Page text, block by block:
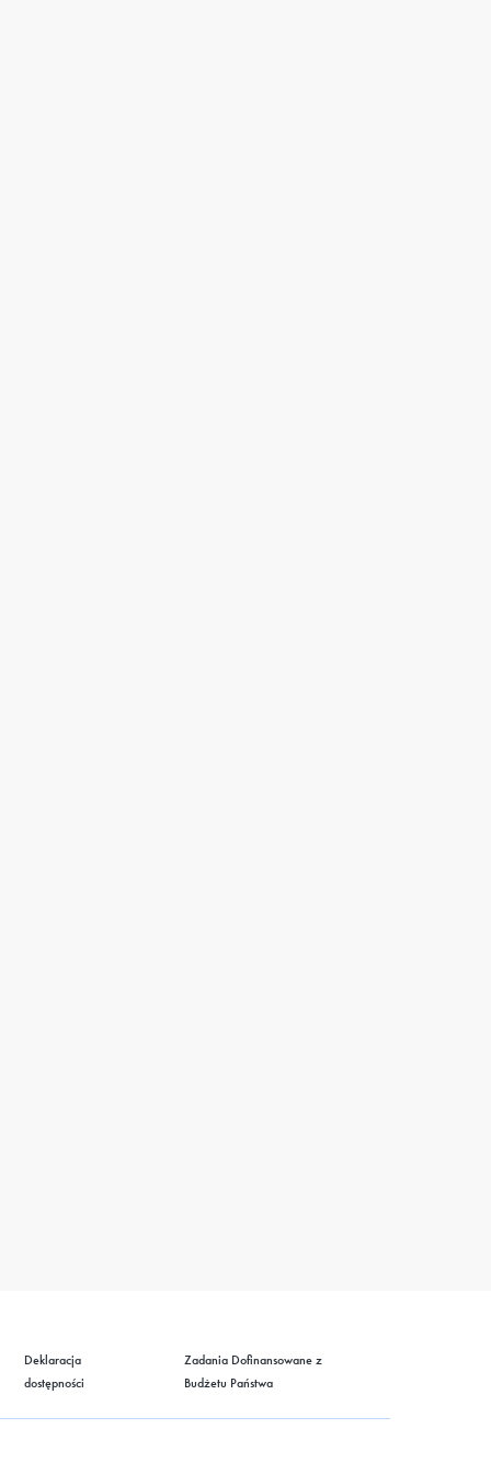
Deklaracja
dostępności
Zadania Dofinansowane z
Budżetu Państwa